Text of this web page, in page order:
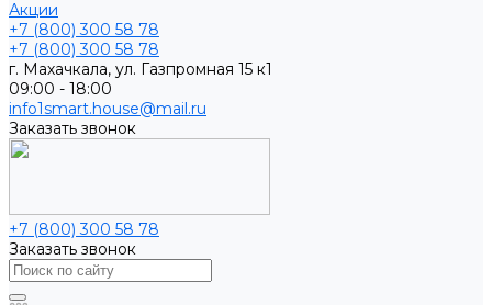
Акции
+7 (800) 300 58 78
+7 (800) 300 58 78
г. Махачкала, ул. Газпромная 15 к1
09:00 - 18:00
info1smart.house@mail.ru
Заказать звонок
+7 (800) 300 58 78
Заказать звонок